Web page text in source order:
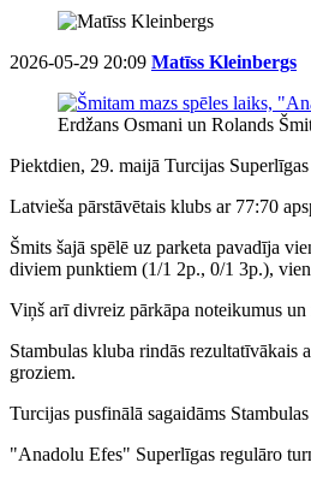
2026-05-29 20:09 Matīss Kleinbergs
Erdžans Osmani un Rolands
Piektdien, 29. maijā Turcijas
Latvieša pārstāvētais klubs ar 77:70
Šmits šajā spēlē uz parketa pavadīja
diviem punktiem (1/1 2p., 0/1 3p.),
Viņš arī divreiz pārkāpa noteikumus
Stambulas kluba rindās rezultatīvākais
groziem.
Turcijas pusfinālā sagaidāms
"Anadolu Efes" Superlīgas regulāro